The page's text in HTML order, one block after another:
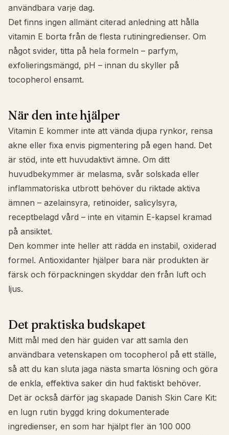
användbara varje dag.
Det finns ingen allmänt citerad anledning att hålla
vitamin E borta från de flesta rutiningredienser. Om
något svider, titta på hela formeln – parfym,
exfolieringsmängd, pH – innan du skyller på
tocopherol ensamt.
När den inte hjälper
Vitamin E kommer inte att vända djupa rynkor, rensa
akne eller fixa envis pigmentering på egen hand. Det
är stöd, inte ett huvudaktivt ämne. Om ditt
huvudbekymmer är melasma, svår solskada eller
inflammatoriska utbrott behöver du riktade aktiva
ämnen – azelainsyra, retinoider, salicylsyra,
receptbelagd vård – inte en vitamin E-kapsel kramad
på ansiktet.
Den kommer inte heller att rädda en instabil, oxiderad
formel. Antioxidanter hjälper bara när produkten är
färsk och förpackningen skyddar den från luft och
ljus.
Det praktiska budskapet
Mitt mål med den här guiden var att samla den
användbara vetenskapen om tocopherol på ett ställe,
så att du kan sluta jaga nästa smarta lösning och göra
de enkla, effektiva saker din hud faktiskt behöver.
Det är också därför jag skapade Danish Skin Care Kit:
en lugn rutin byggd kring dokumenterade
ingredienser, en som har hjälpt fler än 100 000